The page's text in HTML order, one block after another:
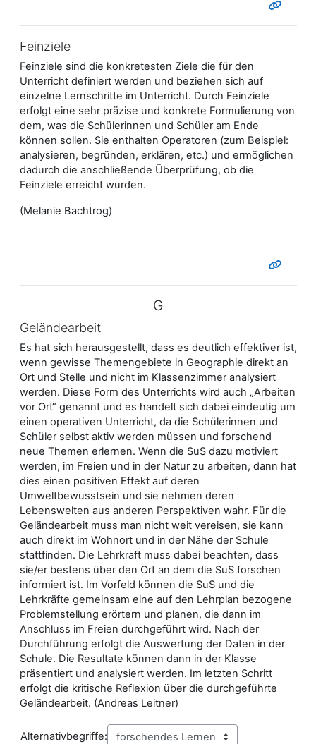
Feinziele
Feinziele sind die konkretesten Ziele die für den
Unterricht definiert werden und beziehen sich auf
einzelne Lernschritte im Unterricht. Durch Feinziele
erfolgt eine sehr präzise und konkrete Formulierung von
dem, was die Schülerinnen und Schüler am Ende
können sollen. Sie enthalten Operatoren (zum Beispiel:
analysieren, begründen, erklären, etc.) und ermöglichen
dadurch die anschließende Überprüfung, ob die
Feinziele erreicht wurden.
(Melanie Bachtrog)
G
Geländearbeit
Es hat sich herausgestellt, dass es deutlich effektiver ist,
wenn gewisse Themengebiete in Geographie direkt an
Ort und Stelle und nicht im Klassenzimmer analysiert
werden. Diese Form des Unterrichts wird auch „Arbeiten
vor Ort“ genannt und es handelt sich dabei eindeutig um
einen operativen Unterricht, da die Schülerinnen und
Schüler selbst aktiv werden müssen und forschend
neue Themen erlernen. Wenn die SuS dazu motiviert
werden, im Freien und in der Natur zu arbeiten, dann hat
dies einen positiven Effekt auf deren
Umweltbewusstsein und sie nehmen deren
Lebenswelten aus anderen Perspektiven wahr. Für die
Geländearbeit muss man nicht weit vereisen, sie kann
auch direkt im Wohnort und in der Nähe der Schule
stattfinden. Die Lehrkraft muss dabei beachten, dass
sie/er bestens über den Ort an dem die SuS forschen
informiert ist. Im Vorfeld können die SuS und die
Lehrkräfte gemeinsam eine auf den Lehrplan bezogene
Problemstellung erörtern und planen, die dann im
Anschluss im Freien durchgeführt wird. Nach der
Durchführung erfolgt die Auswertung der Daten in der
Schule. Die Resultate können dann in der Klasse
präsentiert und analysiert werden. Im letzten Schritt
erfolgt die kritische Reflexion über die durchgeführte
Geländearbeit. (Andreas Leitner)
Alternativbegriffe: